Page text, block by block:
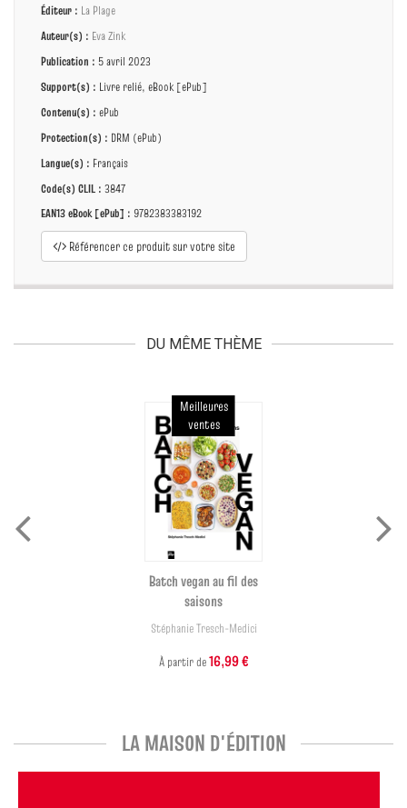
Éditeur : La Plage
Auteur(s) : Eva Zink
Publication : 5 avril 2023
Support(s) : Livre relié, eBook [ePub]
Contenu(s) : ePub
Protection(s) : DRM (ePub)
Langue(s) : Français
Code(s) CLIL : 3847
EAN13 eBook [ePub] : 9782383383192
Référencer ce produit sur votre site
DU MÊME THÈME
Meilleures
ventes
Batch vegan au fil des
saisons
Stéphanie Tresch-Medici
À partir de16,99 €
LA MAISON D'ÉDITION